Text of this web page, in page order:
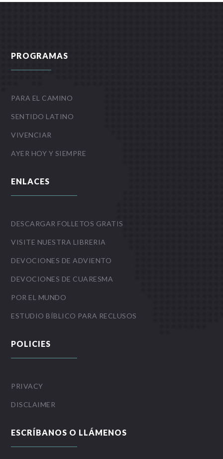
PROGRAMAS
PARA EL CAMINO
SENTIDO LATINO
VIVENCIAR
AYER HOY Y SIEMPRE
ENLACES
DESCARGAR FOLLETOS GRATIS
VISITE NUESTRA LIBRERIA
DEVOCIONES DE ADVIENTO
DEVOCIONES DE CUARESMA
POR EL MUNDO
ESTUDIO BÍBLICO PARA RECLUSOS
POLICIES
PRIVACY
DISCLAIMER
ESCRÍBANOS O LLÁMENOS